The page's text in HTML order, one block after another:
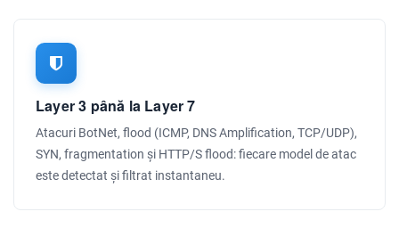
Layer 3 până la Layer 7
Atacuri BotNet, flood (ICMP, DNS Amplification, TCP/UDP),
SYN, fragmentation și HTTP/S flood: fiecare model de atac
este detectat și filtrat instantaneu.